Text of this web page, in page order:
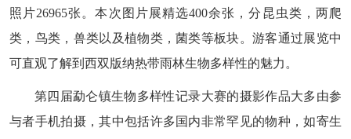
照片26965张。本次图片展精选400余张，分昆虫类，两爬
类，鸟类，兽类以及植物类，菌类等板块。游客通过展览中
可直观了解到西双版纳热带雨林生物多样性的魅力。
第四届勐仑镇生物多样性记录大赛的摄影作品大多由参
与者手机拍摄，其中包括许多国内非常罕见的物种，如寄生